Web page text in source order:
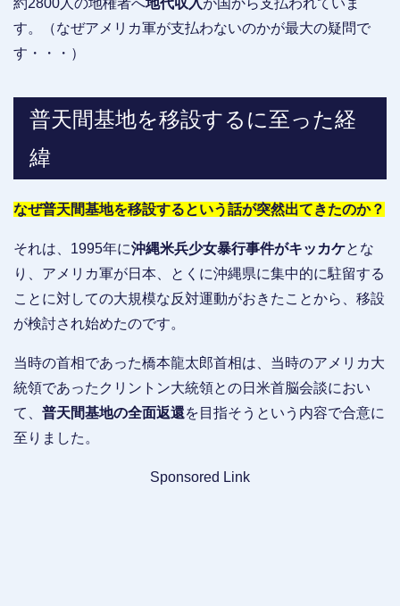
約2800人の地権者へ地代収入が国から支払われていま
す。（なぜアメリカ軍が支払わないのかが最大の疑問で
す・・・）
普天間基地を移設するに至った経
緯
なぜ普天間基地を移設するという話が突然出てきたのか？
それは、1995年に沖縄米兵少女暴行事件がキッカケとな
り、アメリカ軍が日本、とくに沖縄県に集中的に駐留する
ことに対しての大規模な反対運動がおきたことから、移設
が検討され始めたのです。
当時の首相であった橋本龍太郎首相は、当時のアメリカ大
統領であったクリントン大統領との日米首脳会談におい
て、 普天間基地の全面返還を目指そうという内容で合意に
至りました。
Sponsored Link